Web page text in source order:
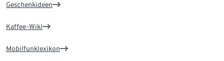
Geschenkideen
Kaffee-Wiki
Mobilfunklexikon